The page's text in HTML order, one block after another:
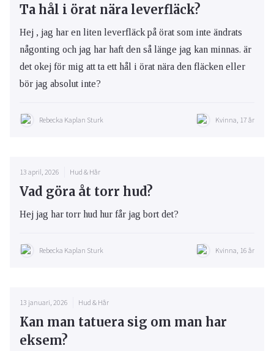
Ta hål i örat nära leverfläck?
Hej , jag har en liten leverfläck på örat som inte ändrats
någonting och jag har haft den så länge jag kan minnas. är
det okej för mig att ta ett hål i örat nära den fläcken eller
bör jag absolut inte?
Rebecka Kaplan Sturk Kvinna, 17 år
13 april, 2026 Hud & Hår
Vad göra åt torr hud?
Hej jag har torr hud hur får jag bort det?
Rebecka Kaplan Sturk Kvinna, 16 år
13 januari, 2026 Hud & Hår
Kan man tatuera sig om man har
eksem?